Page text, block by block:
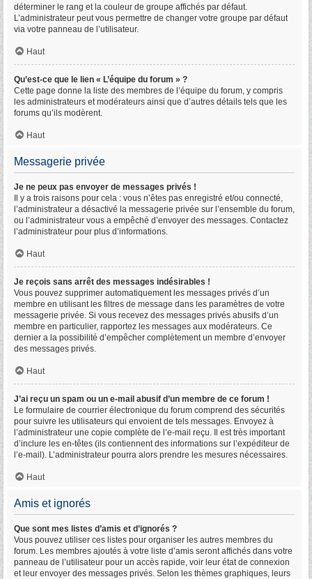
déterminer le rang et la couleur de groupe affichés par défaut.
L’administrateur peut vous permettre de changer votre groupe par défaut
via votre panneau de l’utilisateur.
Haut
Qu’est-ce que le lien « L’équipe du forum » ?
Cette page donne la liste des membres de l’équipe du forum, y compris
les administrateurs et modérateurs ainsi que d’autres détails tels que les
forums qu’ils modèrent.
Haut
Messagerie privée
Je ne peux pas envoyer de messages privés !
Il y a trois raisons pour cela : vous n’êtes pas enregistré et/ou connecté,
l’administrateur a désactivé la messagerie privée sur l’ensemble du forum,
ou l’administrateur vous a empêché d’envoyer des messages. Contactez
l’administrateur pour plus d’informations.
Haut
Je reçois sans arrêt des messages indésirables !
Vous pouvez supprimer automatiquement les messages privés d’un
membre en utilisant les filtres de message dans les paramètres de votre
messagerie privée. Si vous recevez des messages privés abusifs d’un
membre en particulier, rapportez les messages aux modérateurs. Ce
dernier a la possibilité d’empêcher complètement un membre d’envoyer
des messages privés.
Haut
J’ai reçu un spam ou un e-mail abusif d’un membre de ce forum !
Le formulaire de courrier électronique du forum comprend des sécurités
pour suivre les utilisateurs qui envoient de tels messages. Envoyez à
l’administrateur une copie complète de l’e-mail reçu. Il est très important
d’inclure les en-têtes (ils contiennent des informations sur l’expéditeur de
l’e-mail). L’administrateur pourra alors prendre les mesures nécessaires.
Haut
Amis et ignorés
Que sont mes listes d’amis et d’ignorés ?
Vous pouvez utiliser ces listes pour organiser les autres membres du
forum. Les membres ajoutés à votre liste d’amis seront affichés dans votre
panneau de l’utilisateur pour un accès rapide, voir leur état de connexion
et leur envoyer des messages privés. Selon les thèmes graphiques, leurs